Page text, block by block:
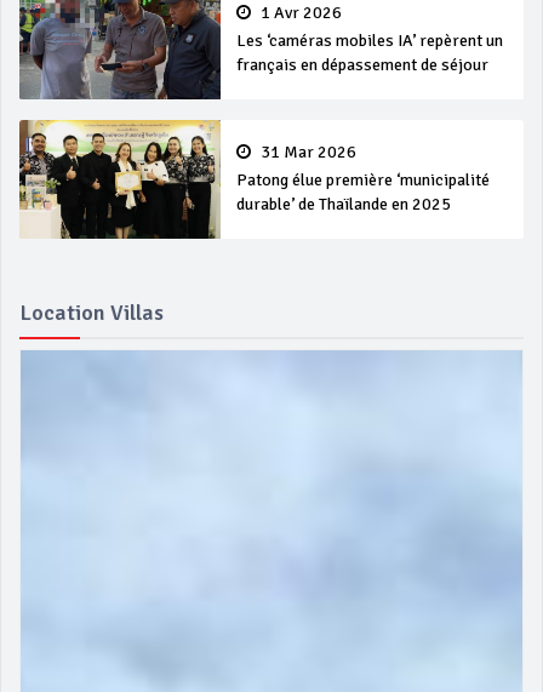
1 Avr 2026
Les ‘caméras mobiles IA’ repèrent un
français en dépassement de séjour
31 Mar 2026
Patong élue première ‘municipalité
durable’ de Thaïlande en 2025
Location Villas